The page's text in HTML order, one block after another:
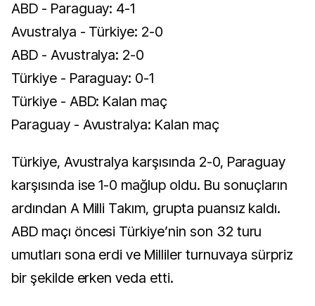
ABD - Paraguay: 4-1
Avustralya - Türkiye: 2-0
ABD - Avustralya: 2-0
Türkiye - Paraguay: 0-1
Türkiye - ABD: Kalan maç
Paraguay - Avustralya: Kalan maç
Türkiye, Avustralya karşısında 2-0, Paraguay
karşısında ise 1-0 mağlup oldu. Bu sonuçların
ardından A Milli Takım, grupta puansız kaldı.
ABD maçı öncesi Türkiye’nin son 32 turu
umutları sona erdi ve Milliler turnuvaya sürpriz
bir şekilde erken veda etti.